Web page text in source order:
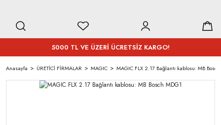
5000 TL VE ÜZERİ ÜCRETSİZ KARGO!
Anasayfa ÜRETİCİ FİRMALAR MAGIC MAGIC FLX 2.17 Bağlantı kablosu: MB